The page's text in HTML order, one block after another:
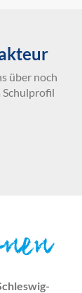
über noch
Schulprofil